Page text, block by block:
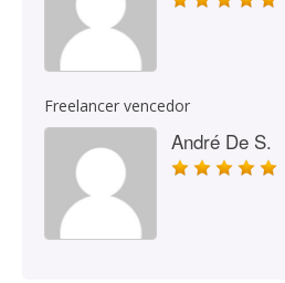
Freelancer vencedor
André De S.